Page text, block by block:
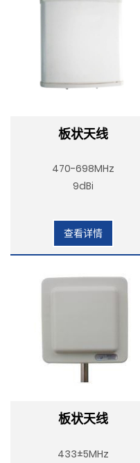
板状天线
470-698MHz
9dBi
查看详情
板状天线
433±5MHz